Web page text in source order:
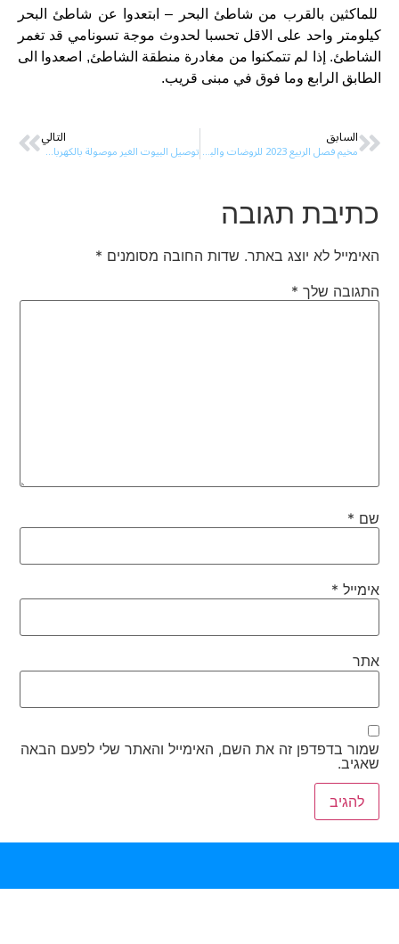
للماكثين بالقرب من شاطئ البحر – ابتعدوا عن شاطئ البحر
كيلومتر واحد على الاقل تحسبا لحدوث موجة تسونامي قد تغمر
الشاطئ. إذا لم تتمكنوا من مغادرة منطقة الشاطئ, اصعدوا الى
الطابق الرابع وما فوق في مبنى قريب.
السابق
مخيم فصل الربيع 2023 للروضات والبساتين والإبتدائي حتى صف ثالث
التالي
توصيل البيوت الغير موصولة بالكهرباء بشبكة الكهرباء
כתיבת תגובה
האימייל לא יוצג באתר. שדות החובה מסומנים *
התגובה שלך *
שם *
אימייל *
אתר
שמור בדפדפן זה את השם, האימייל והאתר שלי לפעם הבאה
שאגיב.